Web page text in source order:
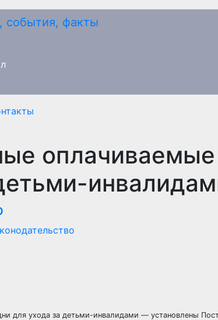
для ухода за детьми-инвалидами — установлены